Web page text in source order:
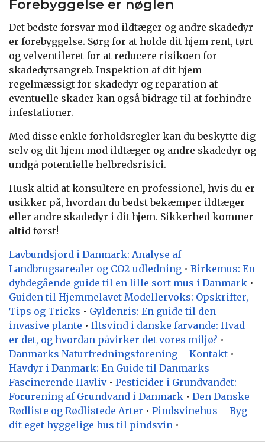
Forebyggelse er nøglen
Det bedste forsvar mod ildtæger og andre skadedyr
er forebyggelse. Sørg for at holde dit hjem rent, tørt
og velventileret for at reducere risikoen for
skadedyrsangreb. Inspektion af dit hjem
regelmæssigt for skadedyr og reparation af
eventuelle skader kan også bidrage til at forhindre
infestationer.
Med disse enkle forholdsregler kan du beskytte dig
selv og dit hjem mod ildtæger og andre skadedyr og
undgå potentielle helbredsrisici.
Husk altid at konsultere en professionel, hvis du er
usikker på, hvordan du bedst bekæmper ildtæger
eller andre skadedyr i dit hjem. Sikkerhed kommer
altid først!
Lavbundsjord i Danmark: Analyse af
Landbrugsarealer og CO2-udledning • Birkemus: En
dybdegående guide til en lille sort mus i Danmark •
Guiden til Hjemmelavet Modellervoks: Opskrifter,
Tips og Tricks • Gyldenris: En guide til den
invasive plante • Iltsvind i danske farvande: Hvad
er det, og hvordan påvirker det vores miljø? •
Danmarks Naturfredningsforening – Kontakt •
Havdyr i Danmark: En Guide til Danmarks
Fascinerende Havliv• Pesticider i Grundvandet:
Forurening af Grundvand i Danmark • Den Danske
Rødliste og Rødlistede Arter • Pindsvinehus – Byg
dit eget hyggelige hus til pindsvin •